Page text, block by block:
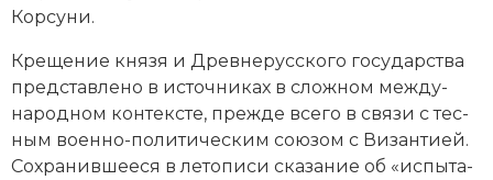
Кор­су­ни.
Кре­ще­ние кня­зя и Древнерусского государства
пред­став­ле­но в ис­точ­ни­ках в слож­ном ме­ж­ду­
народном кон­тек­сте, пре­ж­де все­го в свя­зи с тес­
ным во­ен­но-по­ли­тическим сою­зом с Ви­зан­ти­ей.
Со­хра­нив­шее­ся в ле­то­пи­си ска­за­ние об «ис­пы­та­